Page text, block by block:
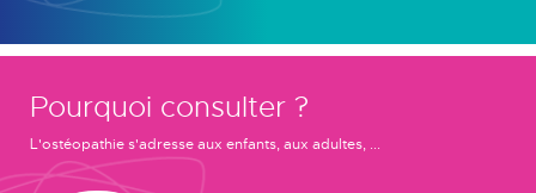
Pourquoi consulter ?
L'ostéopathie s'adresse aux enfants, aux adultes, ...